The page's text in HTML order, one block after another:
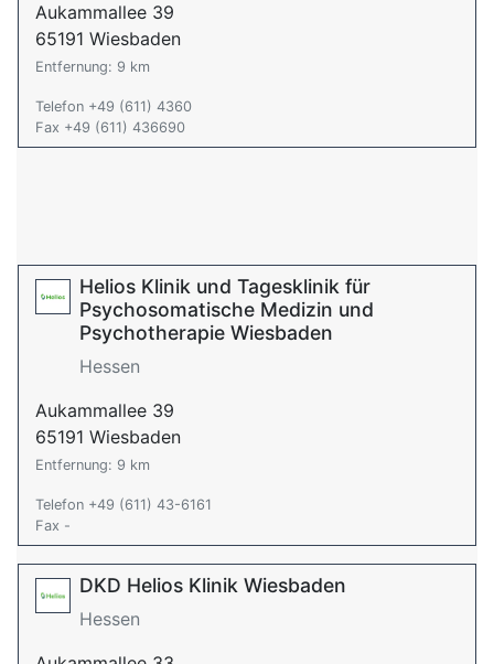
Aukammallee 39
65191 Wiesbaden
Entfernung: 9 km
Telefon +49 (611) 4360
Fax +49 (611) 436690
Helios Klinik und Tagesklinik für
Psychosomatische Medizin und
Psychotherapie Wiesbaden
Hessen
Aukammallee 39
65191 Wiesbaden
Entfernung: 9 km
Telefon +49 (611) 43-6161
Fax -
DKD Helios Klinik Wiesbaden
Hessen